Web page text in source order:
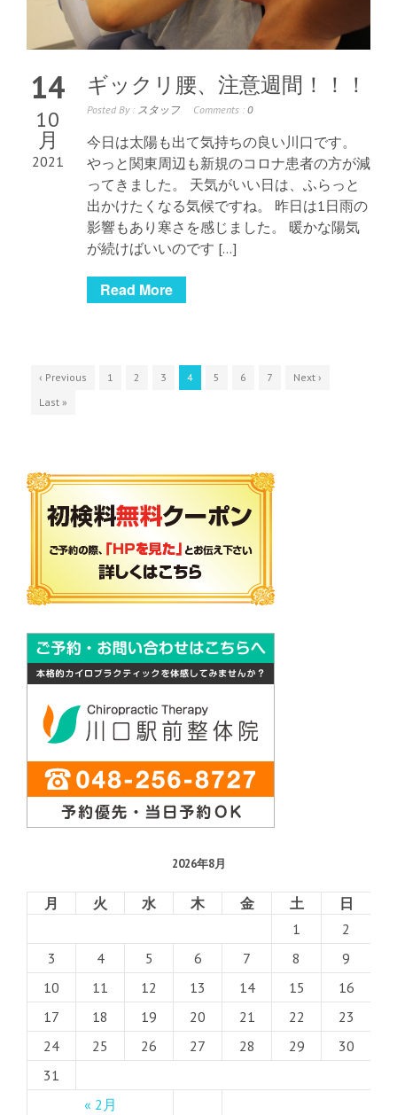
14
10
月
2021
ギックリ腰、注意週間！！！
Posted By : スタッフ Comments : 0
今日は太陽も出て気持ちの良い川口です。
やっと関東周辺も新規のコロナ患者の方が減
ってきました。 天気がいい日は、ふらっと
出かけたくなる気候ですね。 昨日は1日雨の
影響もあり寒さを感じました。 暖かな陽気
が続けばいいのです […]
Read More
‹ Previous 1 2 3 4 5 6 7
Next ›
Last »
2026年8月
月 火 水 木 金 土 日
« 2月
1
2
3
4 5 6 7 8
9
10
11 12 13 14 15
16
17
18 19 20 21 22
23
24
25 26 27 28 29
30
31